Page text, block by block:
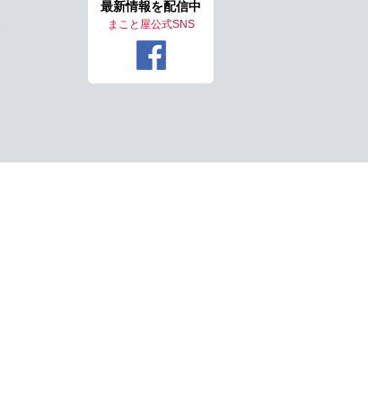
最新情報を配信中
まこと屋公式SNS